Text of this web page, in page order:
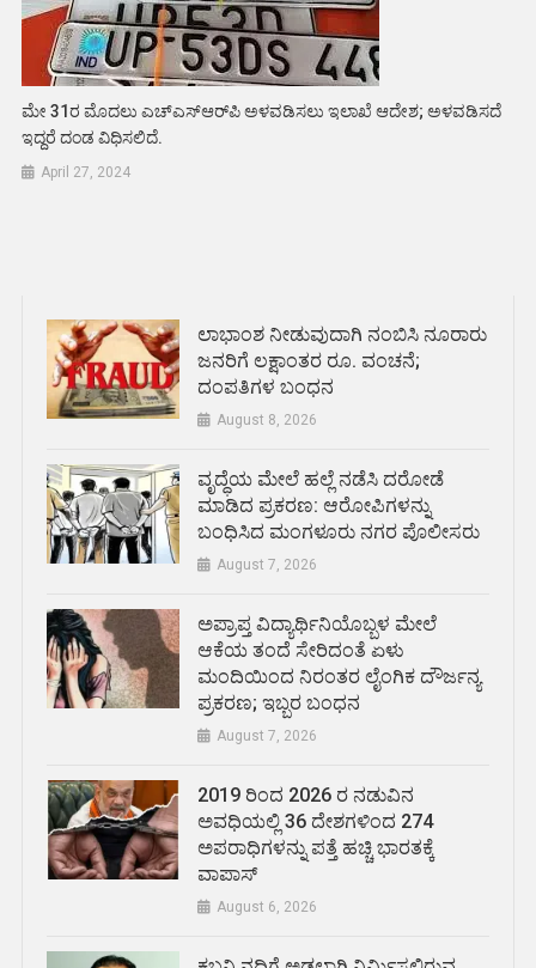
ಮೇ 31ರ ಮೊದಲು ಎಚ್‌ಎಸ್‌ಆರ್‌ಪಿ ಅಳವಡಿಸಲು ಇಲಾಖೆ ಆದೇಶ; ಅಳವಡಿಸದೆ
ಇದ್ದರೆ ದಂಡ ವಿಧಿಸಲಿದೆ.
April 27, 2024
ಲಾಭಾಂಶ ನೀಡುವುದಾಗಿ ನಂಬಿಸಿ ನೂರಾರು
ಜನರಿಗೆ ಲಕ್ಷಾಂತರ ರೂ. ವಂಚನೆ;
ದಂಪತಿಗಳ ಬಂಧನ
August 8, 2026
ವೃದ್ಧೆಯ ಮೇಲೆ ಹಲ್ಲೆ ನಡೆಸಿ ದರೋಡೆ
ಮಾಡಿದ ಪ್ರಕರಣ: ಆರೋಪಿಗಳನ್ನು
ಬಂಧಿಸಿದ ಮಂಗಳೂರು ನಗರ ಪೊಲೀಸರು
August 7, 2026
ಅಪ್ರಾಪ್ತ ವಿದ್ಯಾರ್ಥಿನಿಯೊಬ್ಬಳ ಮೇಲೆ
ಆಕೆಯ ತಂದೆ ಸೇರಿದಂತೆ ಏಳು
ಮಂದಿಯಿಂದ ನಿರಂತರ ಲೈಂಗಿಕ ದೌರ್ಜನ್ಯ
ಪ್ರಕರಣ; ಇಬ್ಬರ ಬಂಧನ
August 7, 2026
2019 ರಿಂದ 2026 ರ ನಡುವಿನ
ಅವಧಿಯಲ್ಲಿ 36 ದೇಶಗಳಿಂದ 274
ಅಪರಾಧಿಗಳನ್ನು ಪತ್ತೆ ಹಚ್ಚಿ ಭಾರತಕ್ಕೆ
ವಾಪಾಸ್
August 6, 2026